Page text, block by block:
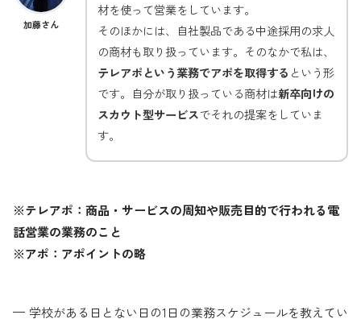
加藤さん
材を使って営業をしています。
そのほかには、自社製品である中途採用の求人
の商材も取り扱っています。そのなかで私は、
テレアポという業務でアポを取得する という形
です。自分が取り扱っている商材は新卒向けの
スカウト型サービスでそれの提案をしていま
す。
※テレアポ：商品・サービスの周知や販売目的で行われる電
話営業の業務のこと
※アポ：アポイントの略
— 学校がある日とない日の1日の業務スケジュールを教えてい